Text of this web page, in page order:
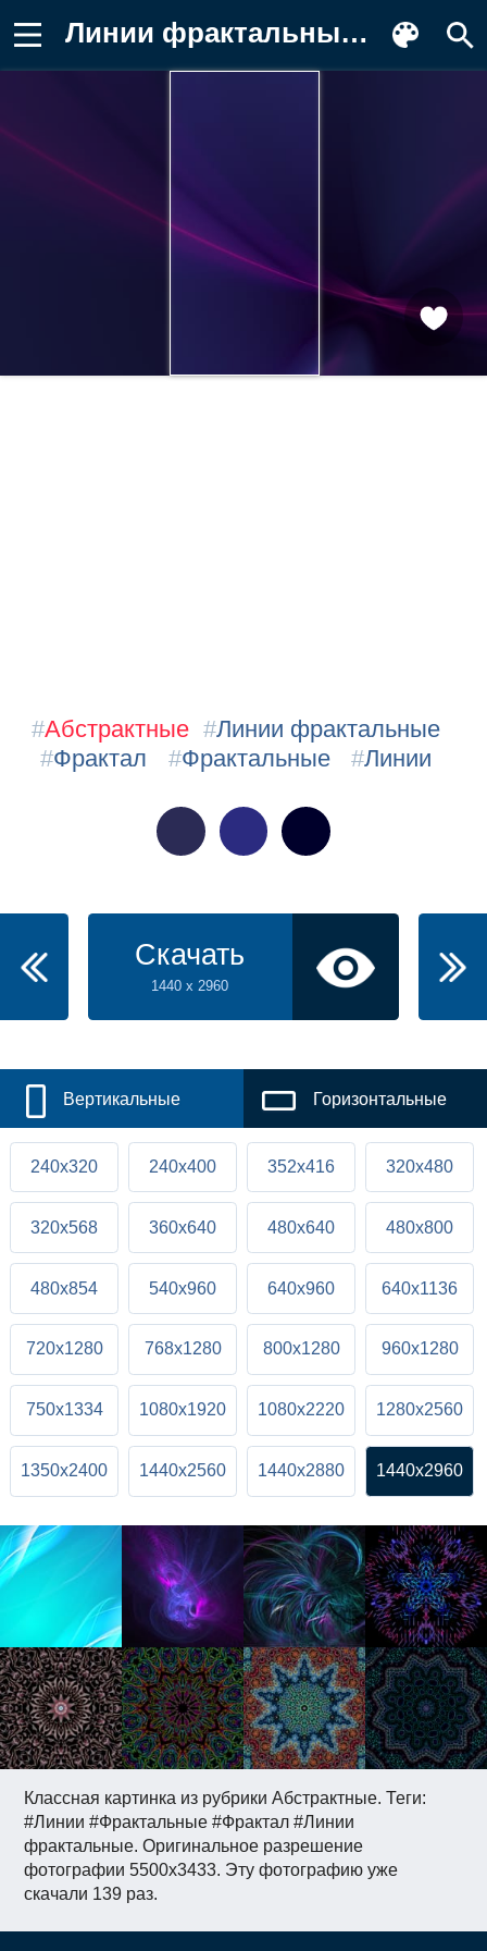
Линии фрактальные, 6K, 5K, 4K, 3K, Фон для телефона
Классная картинка из рубрики Абстрактные. Теги:
#Линии #Фрактальные #Фрактал #Линии
фрактальные. Оригинальное разрешение
фотографии 5500x3433. Эту фотографию уже
скачали 139 раз.
#Абстрактные #Линии фрактальные
#Фрактал #Фрактальные #Линии
Скачать
1440 x 2960
Вертикальные Горизонтальные
240x320 240x400 352x416 320x480
320x568 360x640 480x640 480x800
480x854 540x960 640x960 640x1136
720x1280 768x1280 800x1280 960x1280
750x1334 1080x1920 1080x2220 1280x2560
1350x2400 1440x2560 1440x2880 1440x2960